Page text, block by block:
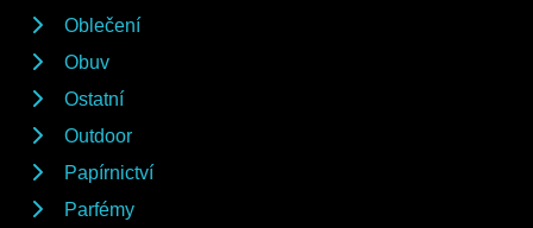
Oblečení
Obuv
Ostatní
Outdoor
Papírnictví
Parfémy